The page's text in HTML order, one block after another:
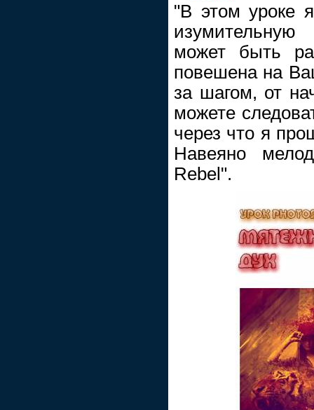
"В этом уроке
может быть
повешена на
за шагом, от
можете
через что я
Навеяно
Rebel".